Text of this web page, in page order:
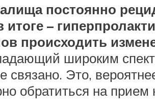
постоянно
–
происходить
широким
Это,
обратиться на прием